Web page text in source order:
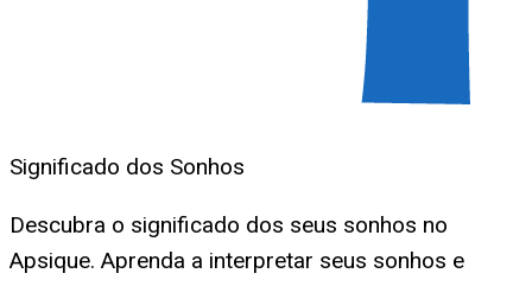
Significado dos Sonhos
Descubra o significado dos seus sonhos no
Apsique. Aprenda a interpretar seus sonhos e